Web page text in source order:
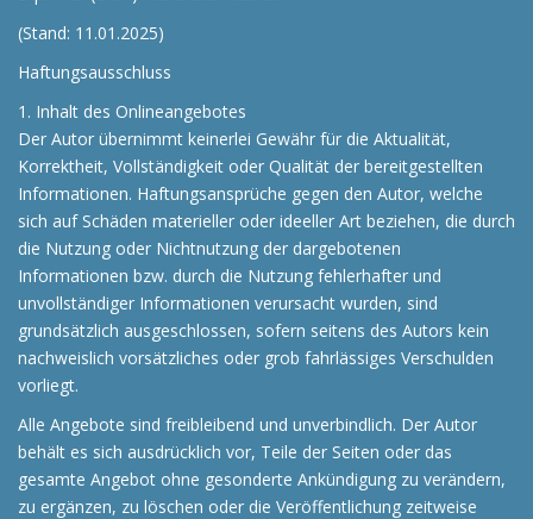
(Stand: 11.01.2025)
Haftungsausschluss
1. Inhalt des Onlineangebotes
Der Autor übernimmt keinerlei Gewähr für die Aktualität,
Korrektheit, Vollständigkeit oder Qualität der bereitgestellten
Informationen. Haftungsansprüche gegen den Autor, welche
sich auf Schäden materieller oder ideeller Art beziehen, die durch
die Nutzung oder Nichtnutzung der dargebotenen
Informationen bzw. durch die Nutzung fehlerhafter und
unvollständiger Informationen verursacht wurden, sind
grundsätzlich ausgeschlossen, sofern seitens des Autors kein
nachweislich vorsätzliches oder grob fahrlässiges Verschulden
vorliegt.
Alle Angebote sind freibleibend und unverbindlich. Der Autor
behält es sich ausdrücklich vor, Teile der Seiten oder das
gesamte Angebot ohne gesonderte Ankündigung zu verändern,
zu ergänzen, zu löschen oder die Veröffentlichung zeitweise